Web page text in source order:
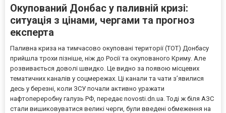
Окупований Донбас у паливній кризі:
ситуація з цінами, чергами та прогноз
експерта
Паливна криза на тимчасово окуповані території (ТОТ) Донбасу
прийшла трохи пізніше, ніж до Росії та окупованого Криму. Але
розвивається доволі швидко. Це видно за появою місцевих
тематичних каналів у соцмережах. Ці канали та чати з’явилися
десь у березні, коли ЗСУ почали активно уражати
нафтопереробну галузь РФ, передає novosti.dn.ua. Тоді ж біля АЗС
стали вишиковуватися великі черги, були введені обмеження на